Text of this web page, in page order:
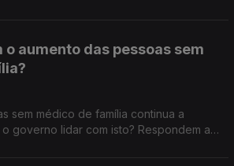
o aumento das pessoas sem
sem médico de família continua a
governo lidar com isto? Respondem a